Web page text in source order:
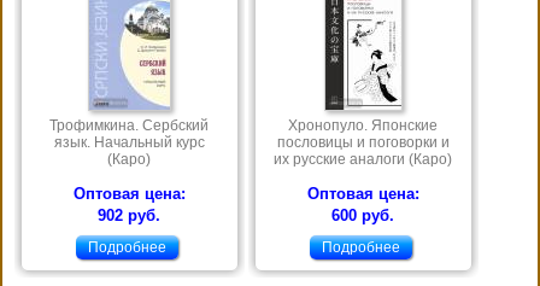
Трофимкина. Сербский
язык. Начальный курс
(Каро)
Оптовая цена:
902 руб.
Подробнее
Хронопуло. Японские
пословицы и поговорки и
их русские аналоги (Каро)
Оптовая цена:
600 руб.
Подробнее